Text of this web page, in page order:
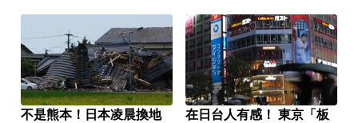
不是熊本！日本凌晨換地
在日台人有感！ 東京「板